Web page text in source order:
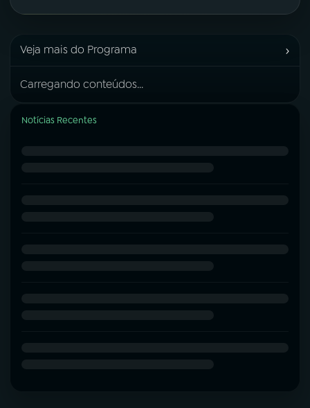
Veja mais do Programa ›
Carregando conteúdos...
Notícias Recentes